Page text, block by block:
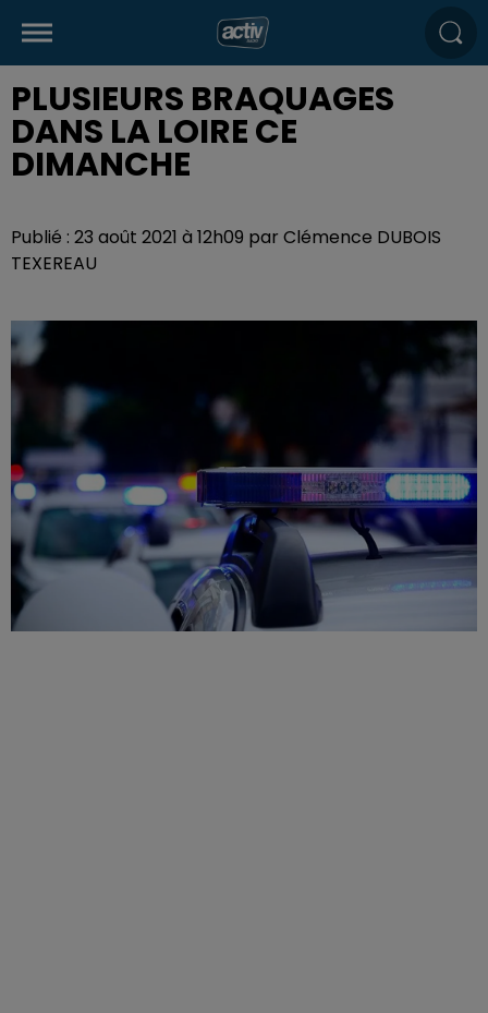
PLUSIEURS BRAQUAGES
DANS LA LOIRE CE
DIMANCHE
Publié : 23 août 2021 à 12h09 par Clémence DUBOIS
TEXEREAU